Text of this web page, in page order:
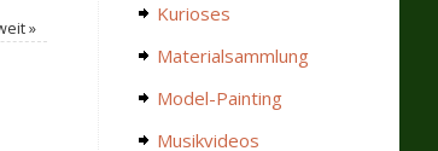
»
Kurioses
Materialsammlung
Model-Painting
Musikvideos